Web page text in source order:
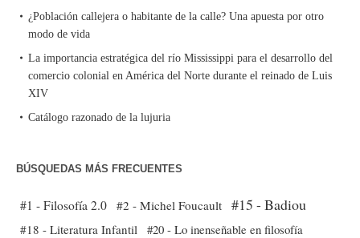
¿Población callejera o habitante de la calle? Una apuesta por otro
modo de vida
La importancia estratégica del río Mississippi para el desarrollo del
comercio colonial en América del Norte durante el reinado de Luis
XIV
Catálogo razonado de la lujuria
BÚSQUEDAS MÁS FRECUENTES
#1 - Filosofía 2.0 #2 - Michel Foucault #15 - Badiou
#18 - Literatura Infantil #20 - Lo inenseñable en filosofía